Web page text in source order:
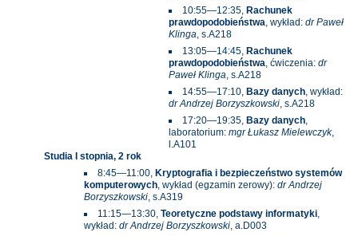
10:55—12:35, Rachunek
prawdopodobieństwa, wykład: dr Paweł
Klinga, s.A218
13:05—14:45, Rachunek
prawdopodobieństwa, ćwiczenia: dr
Paweł Klinga, s.A218
14:55—17:10, Bazy danych, wykład:
dr Andrzej Borzyszkowski, s.A218
17:20—19:35, Bazy danych,
laboratorium: mgr Łukasz Mielewczyk,
l.A101
Studia I stopnia, 2 rok
8:45—11:00, Kryptografia i bezpieczeństwo systemów
komputerowych, wykład (egzamin zerowy): dr Andrzej
Borzyszkowski, s.A319
11:15—13:30, Teoretyczne podstawy informatyki,
wykład: dr Andrzej Borzyszkowski, a.D003